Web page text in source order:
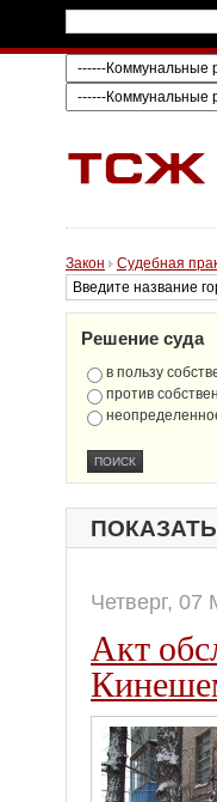
Закон Судебная
Решение суда
в пользу
против
Четверг, 07
Акт